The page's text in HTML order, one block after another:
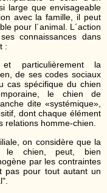
large que envisageable
avec la famille, il peut
pour l´animal. L´action
connaissances dans
:
particulièrement la
de ses codes sociaux
cas spécifique du chien
le chien de
dite «systémique»,
dont chaque élément
relations homme-chien.
on considère que la
le chien, peut, bien
par les contraintes
pas pour tout autant un